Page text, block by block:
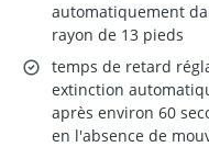
automatiquement
rayon de 13 pieds
temps de retard
extinction
après environ 60
en l'absence de